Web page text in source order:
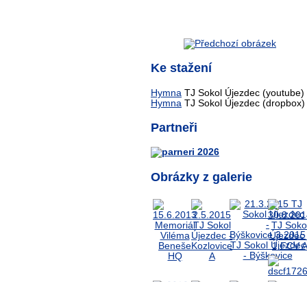
Ke stažení
Hymna TJ Sokol Újezdec (youtube)
Hymna TJ Sokol Újezdec (dropbox)
Partneři
Obrázky z galerie